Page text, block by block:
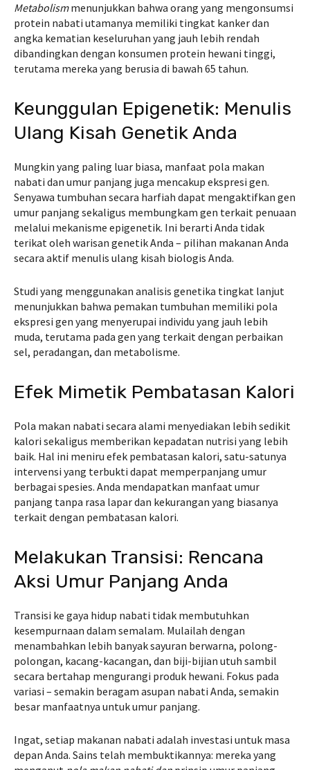
Metabolismmenunjukkan bahwa orang yang mengonsumsi
protein nabati utamanya memiliki tingkat kanker dan
angka kematian keseluruhan yang jauh lebih rendah
dibandingkan dengan konsumen protein hewani tinggi,
terutama mereka yang berusia di bawah 65 tahun.
Keunggulan Epigenetik: Menulis
Ulang Kisah Genetik Anda
Mungkin yang paling luar biasa, manfaat pola makan
nabati dan umur panjang juga mencakup ekspresi gen.
Senyawa tumbuhan secara harfiah dapat mengaktifkan gen
umur panjang sekaligus membungkam gen terkait penuaan
melalui mekanisme epigenetik. Ini berarti Anda tidak
terikat oleh warisan genetik Anda – pilihan makanan Anda
secara aktif menulis ulang kisah biologis Anda.
Studi yang menggunakan analisis genetika tingkat lanjut
menunjukkan bahwa pemakan tumbuhan memiliki pola
ekspresi gen yang menyerupai individu yang jauh lebih
muda, terutama pada gen yang terkait dengan perbaikan
sel, peradangan, dan metabolisme.
Efek Mimetik Pembatasan Kalori
Pola makan nabati secara alami menyediakan lebih sedikit
kalori sekaligus memberikan kepadatan nutrisi yang lebih
baik. Hal ini meniru efek pembatasan kalori, satu-satunya
intervensi yang terbukti dapat memperpanjang umur
berbagai spesies. Anda mendapatkan manfaat umur
panjang tanpa rasa lapar dan kekurangan yang biasanya
terkait dengan pembatasan kalori.
Melakukan Transisi: Rencana
Aksi Umur Panjang Anda
Transisi ke gaya hidup nabati tidak membutuhkan
kesempurnaan dalam semalam. Mulailah dengan
menambahkan lebih banyak sayuran berwarna, polong-
polongan, kacang-kacangan, dan biji-bijian utuh sambil
secara bertahap mengurangi produk hewani. Fokus pada
variasi – semakin beragam asupan nabati Anda, semakin
besar manfaatnya untuk umur panjang.
Ingat, setiap makanan nabati adalah investasi untuk masa
depan Anda. Sains telah membuktikannya: mereka yang